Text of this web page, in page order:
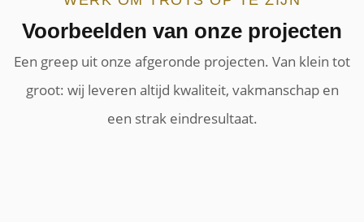
Voorbeelden van onze projecten
Een greep uit onze afgeronde projecten. Van klein tot
groot: wij leveren altijd kwaliteit, vakmanschap en
een strak eindresultaat.